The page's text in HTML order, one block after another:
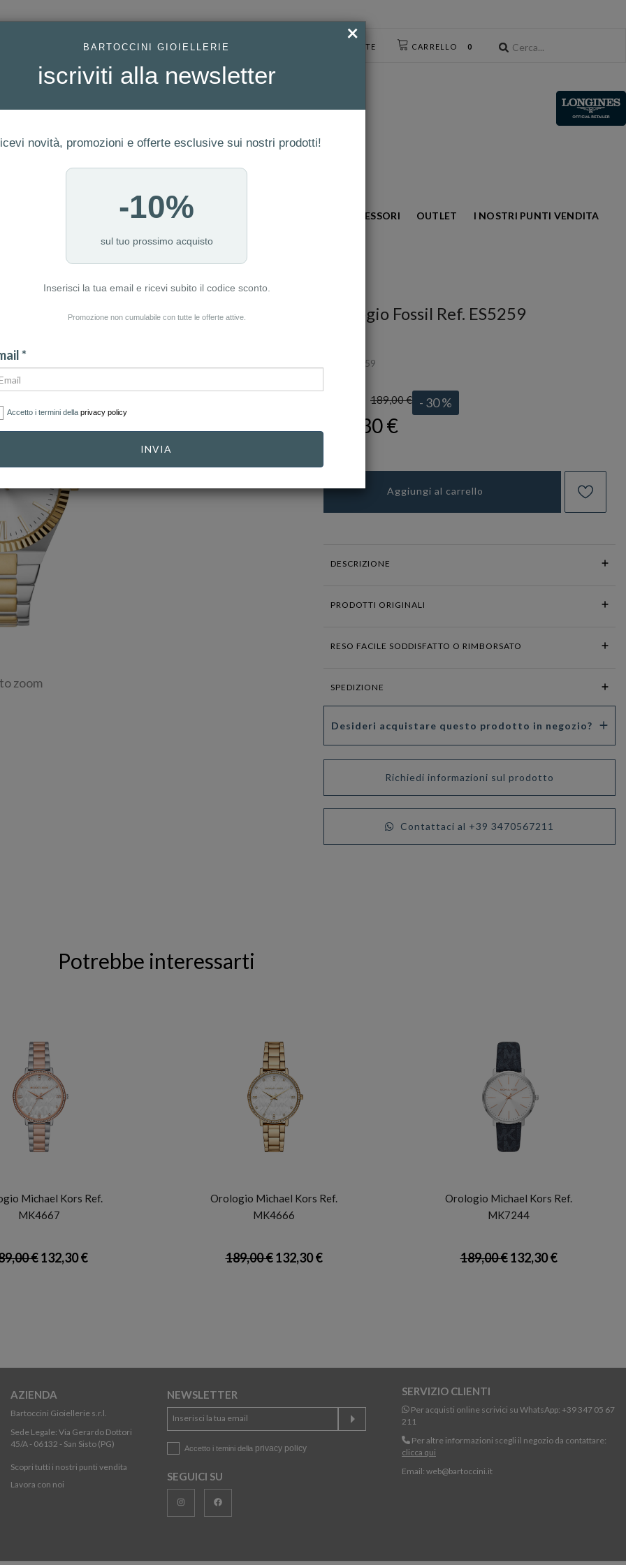
CARRELLO 0
ACCESSO UTENTE
GIOIELLI MODA OROLOGI ACCESSORI OUTLET I NOSTRI PUNTI VENDITA
zoom
Orologio Fossil Ref. ES5259
ES5259
189,00 € - 30 %
132,30 €
Aggiungi al carrello
DESCRIZIONE
PRODOTTI ORIGINALI
RESO FACILE SODDISFATTO O RIMBORSATO
SPEDIZIONE
Desideri acquistare questo prodotto in negozio?
Richiedi informazioni sul prodotto
Contattaci al +39 3470567211
Potrebbe interessarti
Michael Kors Ref.
MK4667
€132,30 €
Orologio Michael Kors Ref.
MK4666
189,00 €132,30 €
Orologio Michael Kors Ref.
MK7244
189,00 €132,30 €
AZIENDA
Bartoccini Gioiellerie s.r.l.
Sede Legale: Via Gerardo Dottori
45/A - 06132 - San Sisto (PG)
Scopri tutti i nostri punti vendita
Lavora con noi
NEWSLETTER
Accetto i temini della privacy policy
SEGUICI SU
SERVIZIO CLIENTI
Per acquisti online scrivici su WhatsApp: +39 347 05 67
211
Per altre informazioni scegli il negozio da contattare:
clicca qui
Email: web@bartoccini.it
×
BARTOCCINI GIOIELLERIE
iscriviti alla newsletter
novità, promozioni e offerte esclusive sui nostri prodotti!
-10%
sul tuo prossimo acquisto
Inserisci la tua email e ricevi subito il codice sconto.
Promozione non cumulabile con tutte le offerte attive.
*
Accetto i termini della privacy policy
INVIA